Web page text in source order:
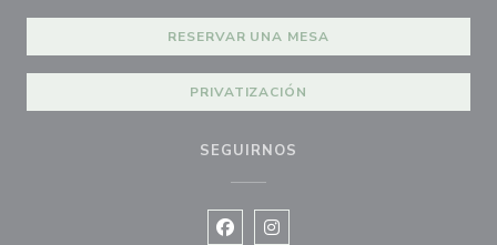
RESERVAR UNA MESA
PRIVATIZACIÓN
SEGUIRNOS
Facebook ((abre en una nueva
Instagram ((abre en una